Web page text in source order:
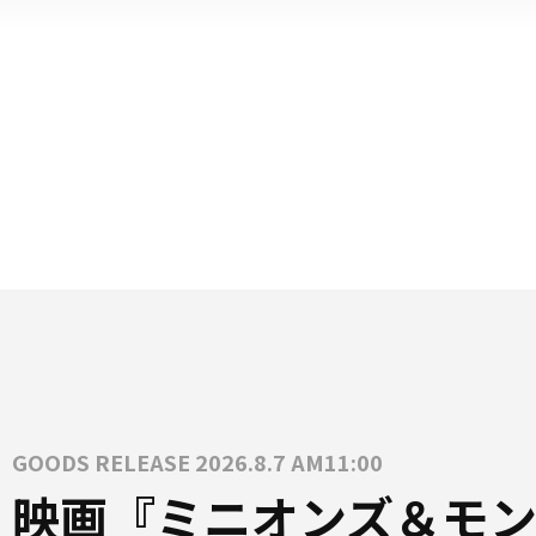
GOODS RELEASE 2026.8.7 AM11:00
映画『ミニオンズ＆モン